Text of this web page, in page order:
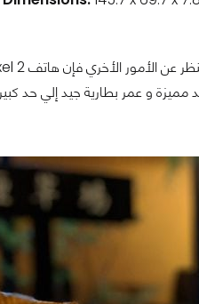
مميزة و عمر بطارية جيد إلي